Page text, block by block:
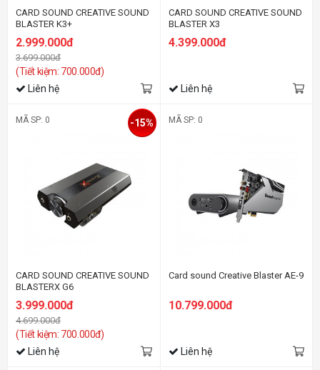
CARD SOUND CREATIVE SOUND
BLASTER K3+
2.999.000đ
3.699.000đ
(Tiết kiệm: 700.000đ)
Liên hệ
CARD SOUND CREATIVE SOUND
BLASTER X3
4.399.000đ
Liên hệ
MÃ SP: 0
CARD SOUND CREATIVE SOUND
BLASTERX G6
3.999.000đ
4.699.000đ
(Tiết kiệm: 700.000đ)
-15%
Liên hệ
MÃ SP: 0
Card sound Creative Blaster AE-9
10.799.000đ
Liên hệ